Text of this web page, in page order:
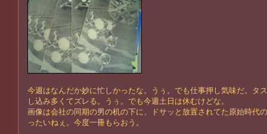
今週はなんだか妙に忙しかったな。うぅ。でも仕事押し気味だ。タ
し込み多くてズレる。うぅ。でも今週土日は休むけどな。
画像は会社の同期の男の机の下に、ドサッと放置されてた原始時代
ったいねぇ。今度一冊もらおう。